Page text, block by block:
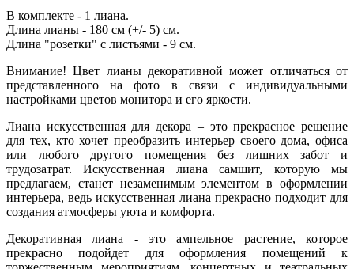
В комплекте - 1 лиана.
Длина лианы - 180 см (+/- 5) см.
Длина "розетки" с листьями - 9 см.
Внимание! Цвет лианы декоративной может отличаться от
представленного на фото в связи с индивидуальными
настройками цветов монитора и его яркости.
Лиана искусственная для декора – это прекрасное решение
для тех, кто хочет преобразить интерьер своего дома, офиса
или любого другого помещения без лишних забот и
трудозатрат. Искусственная лиана самшит, которую мы
предлагаем, станет незаменимым элементом в оформлении
интерьера, ведь искусственная лиана прекрасно подходит для
создания атмосферы уюта и комфорта.
Декоративная лиана - это ампельное растение, которое
прекрасно подойдет для оформления помещений к